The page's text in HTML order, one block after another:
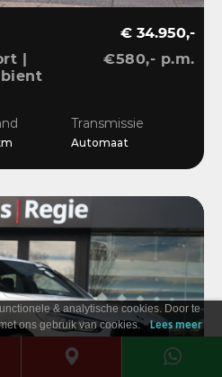
|
€ 34.950,-
€580,- p.m.
Transmissie
Automaat
& analytische cookies. Door te
ons gebruik van cookies.
Lees meer